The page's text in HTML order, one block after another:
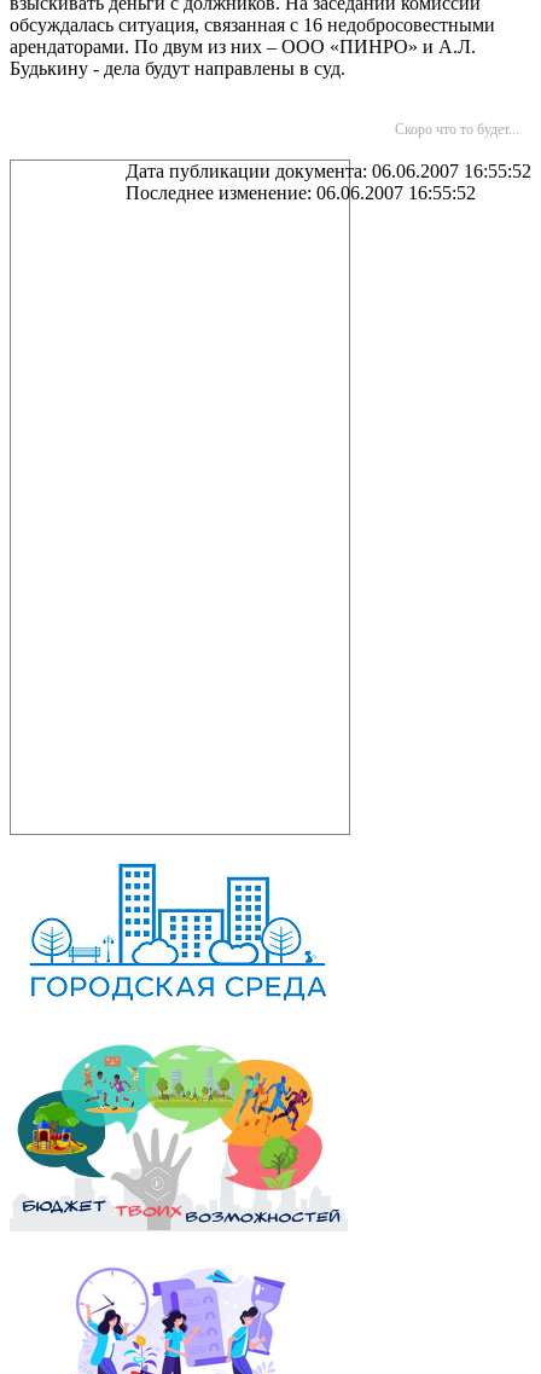
обсуждалась ситуация, связанная с 16 недобросовестными
арендаторами. По двум из них – ООО «ПИНРО» и А.Л.
Будькину - дела будут направлены в суд.
Скоро что то будет...
Дата публикации документа: 06.06.2007 16:55:52
Последнее изменение: 06.06.2007 16:55:52